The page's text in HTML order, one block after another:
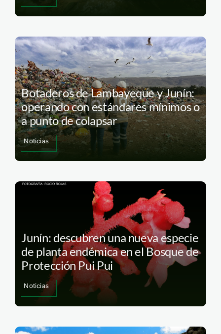
Botaderos de Lambayeque y Junín:
operando con estándares mínimos o
a punto de colapsar
Noticias
Junín: descubren una nueva especie
de planta endémica en el Bosque de
Protección Pui Pui
Noticias